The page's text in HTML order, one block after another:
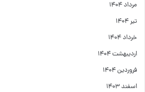
مرداد ۱۴۰۴
تیر ۱۴۰۴
خرداد ۱۴۰۴
اردیبهشت ۱۴۰۴
فروردین ۱۴۰۴
اسفند ۱۴۰۳